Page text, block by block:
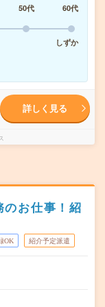
50代
60代
しずか
詳しく見る
お仕事！紹
OK 紹介予定派遣